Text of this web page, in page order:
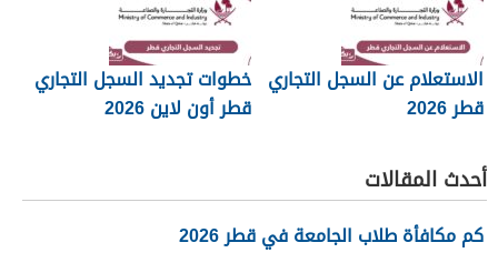
الاستعلام عن السجل التجاري
قطر 2026
خطوات تجديد السجل التجاري
قطر أون لاين 2026
أحدث المقالات
كم مكافأة طلاب الجامعة في قطر 2026